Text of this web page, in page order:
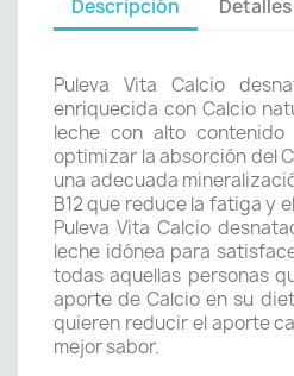
Descripción
Puleva Vita Calcio
enriquecida con Calcio
leche con alto contenido
optimizar la absorción del
una adecuada
B12 que reduce la fatiga y
Puleva Vita Calcio
leche idónea para
todas aquellas personas
aporte de Calcio en su
quieren reducir el aporte
mejor sabor.